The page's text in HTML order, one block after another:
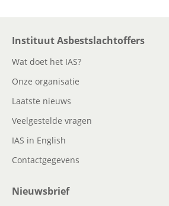
Instituut Asbestslachtoffers
Wat doet het IAS?
Onze organisatie
Laatste nieuws
Veelgestelde vragen
IAS in English
Contactgegevens
Nieuwsbrief